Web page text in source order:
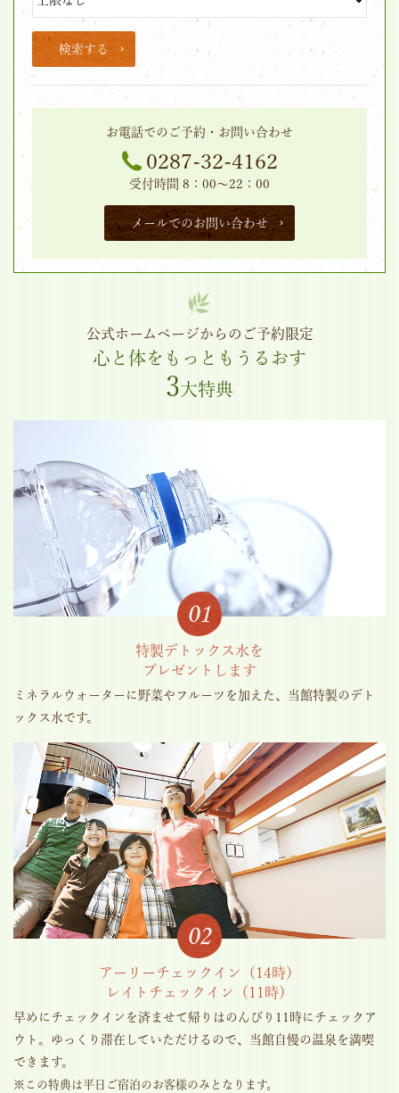
検索する
お電話でのご予約・お問い合わせ
0287-32-4162
受付時間 8：00～22：00
メールでのお問い合わせ
公式ホームページからのご予約限定
心と体をもっともうるおす
3大特典
特製デトックス水を
プレゼントします
ミネラルウォーターに野菜やフルーツを加えた、当館特製のデト
ックス水です。
アーリーチェックイン（14時）
レイトチェックイン（11時）
早めにチェックインを済ませて帰りはのんびり11時にチェックア
ウト。ゆっくり滞在していただけるので、当館自慢の温泉を満喫
できます。
※この特典は平日ご宿泊のお客様のみとなります。